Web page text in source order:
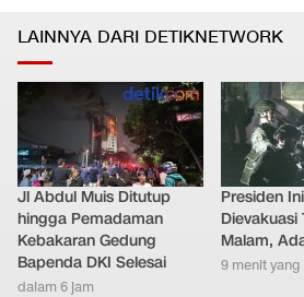
LAINNYA DARI DETIKNETWORK
Jl Abdul Muis Ditutup
hingga Pemadaman
Kebakaran Gedung
Bapenda DKI Selesai
dalam 6 jam
Presiden
Dievakuasi
Malam,
9 menit yang